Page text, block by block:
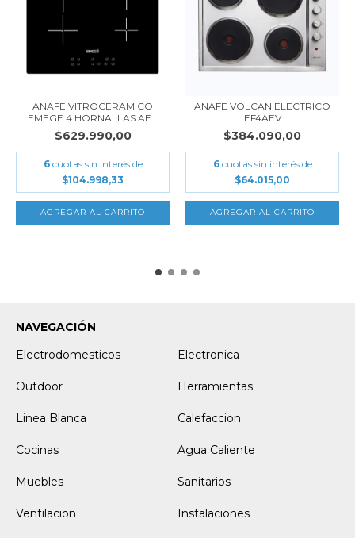
ANAFE VITROCERAMICO
EMEGE 4 HORNALLAS AE...
$629.990,00
6 cuotas sin interés de
$104.998,33
ANAFE VOLCAN ELECTRICO
EF4AEV
$384.090,00
6 cuotas sin interés de
$64.015,00
NAVEGACIÓN
Electrodomesticos
Electronica
Outdoor Herramientas
Linea Blanca Calefaccion
Cocinas Agua Caliente
Muebles Sanitarios
Ventilacion Instalaciones